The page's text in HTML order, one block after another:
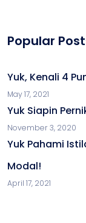
Popular
Yuk, Kenali 4
May 17, 2021
Yuk Siapin
November 3, 2020
Yuk Pahami
Modal!
April 17, 2021